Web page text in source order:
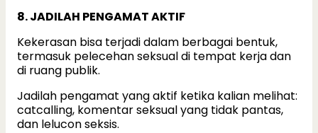
8. JADILAH PENGAMAT AKTIF
Kekerasan bisa terjadi dalam berbagai bentuk,
termasuk pelecehan seksual di tempat kerja dan
di ruang publik.
Jadilah pengamat yang aktif ketika kalian melihat:
catcalling, komentar seksual yang tidak pantas,
dan lelucon seksis.